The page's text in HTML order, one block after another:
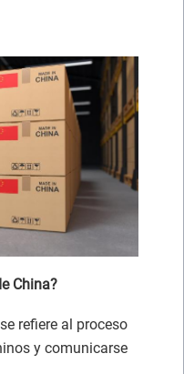
China?
refiere al proceso
y comunicarse